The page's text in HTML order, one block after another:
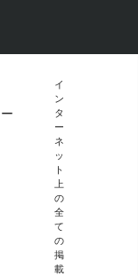
イ
ン
タ
ー
ネ
ッ
ト
上
の
全
て
の
掲
載